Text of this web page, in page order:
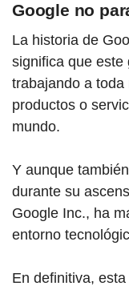
Google no
La historia de
significa que este
trabajando a
productos o
mundo.
Y aunque
durante su
Google Inc., ha
entorno
En definitiva,